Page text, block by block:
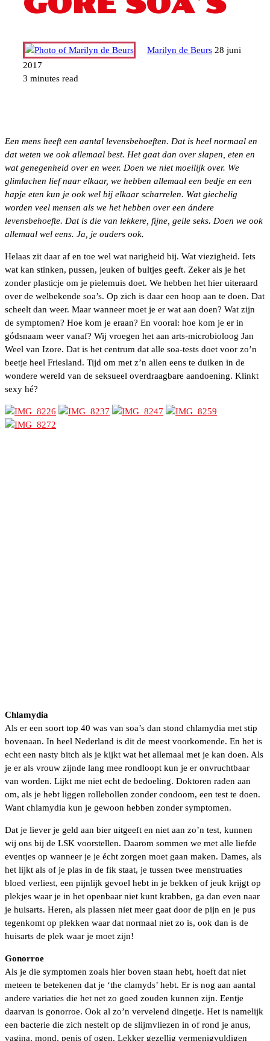
Marilyn de Beurs 28 juni
2017
3 minutes read
Een mens heeft een aantal levensbehoeften. Dat is heel normaal en
dat weten we ook allemaal best. Het gaat dan over slapen, eten en
wat genegenheid over en weer. Doen we niet moeilijk over. We
glimlachen lief naar elkaar, we hebben allemaal een bedje en een
hapje eten kun je ook wel bij elkaar scharrelen. Wat giechelig
worden veel mensen als we het hebben over een ándere
levensbehoefte. Dat is die van lekkere, fijne, geile seks. Doen we ook
allemaal wel eens. Ja, je ouders ook.
Helaas zit daar af en toe wel wat narigheid bij. Wat viezigheid. Iets
wat kan stinken, pussen, jeuken of bultjes geeft. Zeker als je het
zonder plasticje om je pielemuis doet. We hebben het hier uiteraard
over de welbekende soa’s. Op zich is daar een hoop aan te doen. Dat
scheelt dan weer. Maar wanneer moet je er wat aan doen? Wat zijn
de symptomen? Hoe kom je eraan? En vooral: hoe kom je er in
gódsnaam weer vanaf? Wij vroegen het aan arts-microbioloog Jan
Weel van Izore. Dat is het centrum dat alle soa-tests doet voor zo’n
beetje heel Friesland. Tijd om met z’n allen eens te duiken in de
wondere wereld van de seksueel overdraagbare aandoening. Klinkt
sexy hé?
Chlamydia
Als er een soort top 40 was van soa’s dan stond chlamydia met stip
bovenaan. In heel Nederland is dit de meest voorkomende. En het is
echt een nasty bitch als je kijkt wat het allemaal met je kan doen. Als
je er als vrouw zijnde lang mee rondloopt kun je er onvruchtbaar
van worden. Lijkt me niet echt de bedoeling. Doktoren raden aan
om, als je hebt liggen rollebollen zonder condoom, een test te doen.
Want chlamydia kun je gewoon hebben zonder symptomen.
Dat je liever je geld aan bier uitgeeft en niet aan zo’n test, kunnen
wij ons bij de LSK voorstellen. Daarom sommen we met alle liefde
eventjes op wanneer je je écht zorgen moet gaan maken. Dames, als
het lijkt als of je plas in de fik staat, je tussen twee menstruaties
bloed verliest, een pijnlijk gevoel hebt in je bekken of jeuk krijgt op
plekjes waar je in het openbaar niet kunt krabben, ga dan even naar
je huisarts. Heren, als plassen niet meer gaat door de pijn en je pus
tegenkomt op plekken waar dat normaal niet zo is, ook dan is de
huisarts de plek waar je moet zijn!
Gonorroe
Als je die symptomen zoals hier boven staan hebt, hoeft dat niet
meteen te betekenen dat je ‘the clamyds’ hebt. Er is nog aan aantal
andere variaties die het net zo goed zouden kunnen zijn. Eentje
daarvan is gonorroe. Ook al zo’n vervelend dingetje. Het is namelijk
een bacterie die zich nestelt op de slijmvliezen in of rond je anus,
vagina, mond, penis of ogen. Lekker gezellig vermenigvuldigen